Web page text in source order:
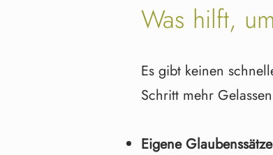
Was hilft,
Es gibt keinen
Schritt mehr
Eigene